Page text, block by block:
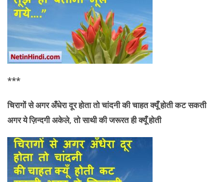
***
चिरागों से अगर अँधेरा दूर होता तो चांदनी कीचाहत क्यूँ होती कट सकती
अगर ये ज़िन्दगी अकेले, तो साथी की जरूरत ही क्यूँ होती